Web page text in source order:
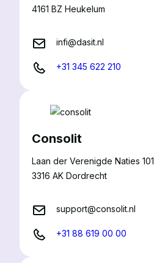
4161 BZ Heukelum
infi@dasit.nl
+31 345 622 210
Consolit
Laan der Verenigde Naties 101
3316 AK Dordrecht
support@consolit.nl
+31 88 619 00 00